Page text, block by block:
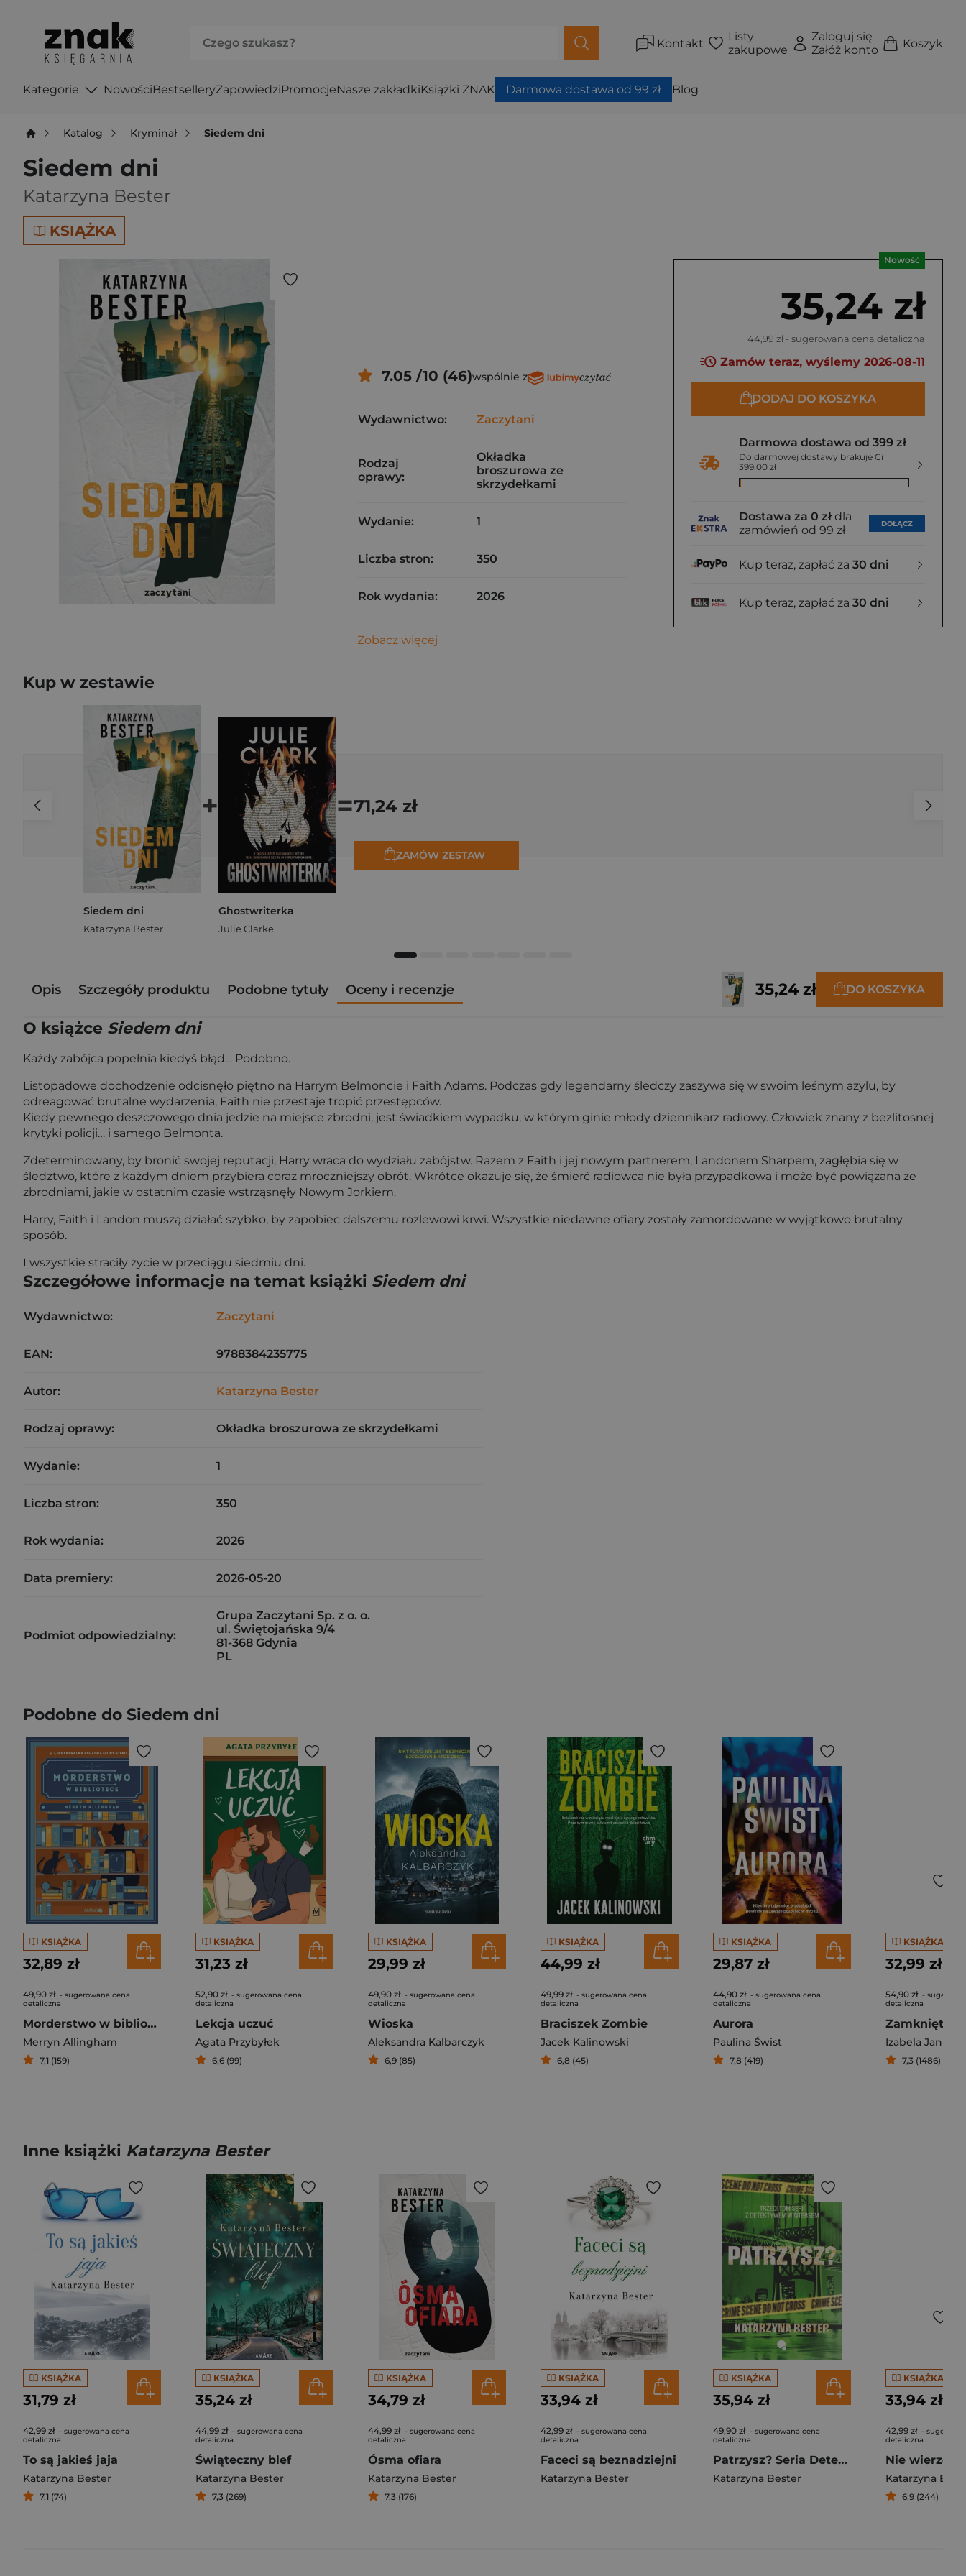
Kontakt
Listy
zakupowe
Zaloguj się
Załóż konto
Koszyk
Kategorie NowościBestselleryZapowiedziPromocjeNasze zakładkiKsiążki ZNAK Darmowa dostawa od 99 zł Blog
Katalog Kryminał Siedem dni
Siedem dni
Katarzyna Bester
KSIĄŻKA
Nowość
35,24 zł
44,99 zł - sugerowana cena detaliczna
Zamów teraz, wyślemy 2026-08-11
DODAJ DO KOSZYKA
Darmowa dostawa od 399 zł
Do darmowej dostawy brakuje Ci
399,00 zł
Dostawa za 0 zł dla
zamówień od 99 zł
DOŁĄCZ
Kup teraz, zapłać za 30 dni
Kup teraz, zapłać za 30 dni
7.05 /10 (46)wspólnie z
Wydawnictwo: Zaczytani
Rodzaj
oprawy:
Okładka
broszurowa ze
skrzydełkami
Wydanie: 1
Liczba stron: 350
Rok wydania: 2026
Zobacz więcej
Kup w zestawie
Siedem dni
Katarzyna Bester
+
Ghostwriterka
Julie Clarke
=71,24 zł
ZAMÓW ZESTAW
Opis Szczegóły produktu Podobne tytuły Oceny i recenzje 35,24 zł DO KOSZYKA
O książce Siedem dni
Każdy zabójca popełnia kiedyś błąd… Podobno.
Listopadowe dochodzenie odcisnęło piętno na Harrym Belmoncie i Faith Adams. Podczas gdy legendarny śledczy zaszywa się w swoim leśnym azylu, by
odreagować brutalne wydarzenia, Faith nie przestaje tropić przestępców.
Kiedy pewnego deszczowego dnia jedzie na miejsce zbrodni, jest świadkiem wypadku, w którym ginie młody dziennikarz radiowy. Człowiek znany z bezlitosnej
krytyki policji… i samego Belmonta.
Zdeterminowany, by bronić swojej reputacji, Harry wraca do wydziału zabójstw. Razem z Faith i jej nowym partnerem, Landonem Sharpem, zagłębia się w
śledztwo, które z każdym dniem przybiera coraz mroczniejszy obrót. Wkrótce okazuje się, że śmierć radiowca nie była przypadkowa i może być powiązana ze
zbrodniami, jakie w ostatnim czasie wstrząsnęły Nowym Jorkiem.
Harry, Faith i Landon muszą działać szybko, by zapobiec dalszemu rozlewowi krwi. Wszystkie niedawne ofiary zostały zamordowane w wyjątkowo brutalny
sposób.
I wszystkie straciły życie w przeciągu siedmiu dni.
Szczegółowe informacje na temat książki Siedem dni
Wydawnictwo: Zaczytani
EAN: 9788384235775
Autor: Katarzyna Bester
Rodzaj oprawy: Okładka broszurowa ze skrzydełkami
Wydanie: 1
Liczba stron: 350
Rok wydania: 2026
Data premiery: 2026-05-20
Podmiot odpowiedzialny:
Grupa Zaczytani Sp. z o. o.
ul. Świętojańska 9/4
81-368 Gdynia
PL
Podobne do Siedem dni
KSIĄŻKA
32,89 zł
49,90 zł - sugerowana cena
detaliczna
Morderstwo w bibliotece
Merryn Allingham
7,1 (159)
KSIĄŻKA
31,23 zł
52,90 zł - sugerowana cena
detaliczna
Lekcja uczuć
Agata Przybyłek
6,6 (99)
KSIĄŻKA
29,99 zł
49,90 zł - sugerowana cena
detaliczna
Wioska
Aleksandra Kalbarczyk
6,9 (85)
KSIĄŻKA
44,99 zł
49,99 zł - sugerowana cena
detaliczna
Braciszek Zombie
Jacek Kalinowski
6,8 (45)
KSIĄŻKA
29,87 zł
44,90 zł - sugerowana cena
detaliczna
Aurora
Paulina Świst
7,8 (419)
KSIĄŻKA
32,99 zł
54,90 zł -
detaliczna
Zamknięte
Izabela
7,3 (1486)
Inne książki Katarzyna Bester
KSIĄŻKA
31,79 zł
42,99 zł - sugerowana cena
detaliczna
To są jakieś jaja
Katarzyna Bester
7,1 (74)
KSIĄŻKA
35,24 zł
44,99 zł - sugerowana cena
detaliczna
Świąteczny blef
Katarzyna Bester
7,3 (269)
KSIĄŻKA
34,79 zł
44,99 zł - sugerowana cena
detaliczna
Ósma ofiara
Katarzyna Bester
7,3 (176)
KSIĄŻKA
33,94 zł
42,99 zł - sugerowana cena
detaliczna
Faceci są beznadziejni
Katarzyna Bester
KSIĄŻKA
35,94 zł
49,90 zł - sugerowana cena
detaliczna
Patrzysz? Seria Detektyw Winters. Tom 3
Katarzyna Bester
KSIĄŻKA
33,94 zł
42,99 zł -
detaliczna
Nie wierzę w
Katarzyna
6,9 (244)